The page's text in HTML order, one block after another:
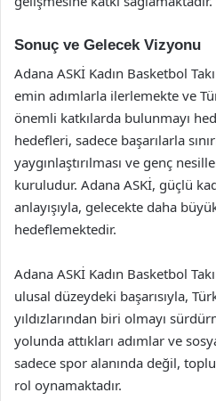
Sonuç ve Gelecek Vizyonu
Adana ASKİ Kadın Basketbol
emin adımlarla ilerlemekte ve
önemli katkılarda bulunmayı
hedefleri, sadece başarılarla
yaygınlaştırılması ve genç
kuruludur. Adana ASKİ, güçlü
anlayışıyla, gelecekte daha
hedeflemektedir.
Adana ASKİ Kadın Basketbol
ulusal düzeydeki başarısıyla,
yıldızlarından biri olmayı
yolunda attıkları adımlar ve
sadece spor alanında değil,
rol oynamaktadır.